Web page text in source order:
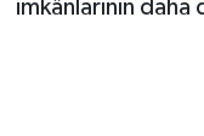
imkânlarının